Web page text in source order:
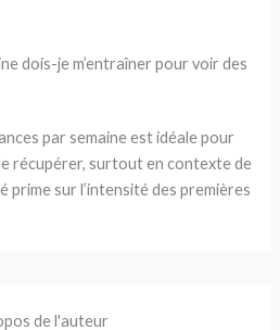
dois-je m’entraîner pour voir des
par semaine est idéale pour
récupérer, surtout en contexte de
sur l’intensité des premières
de l'auteur